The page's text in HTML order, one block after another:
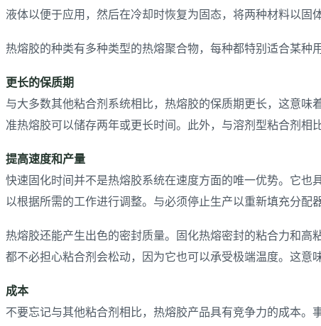
液体以便于应用，然后在冷却时恢复为固态，将两种材料以固
热熔胶的种类有多种类型的热熔聚合物，每种都特别适合某种用
更长的保质期
与大多数其他粘合剂系统相比，热熔胶的保质期更长，这意
准热熔胶可以储存两年或更长时间。此外，与溶剂型粘合剂相
提高速度和产量
快速固化时间并不是热熔胶系统在速度方面的唯一优势。它
以根据所需的工作进行调整。与必须停止生产以重新填充分配
热熔胶还能产生出色的密封质量。固化热熔密封的粘合力和
都不必担心粘合剂会松动，因为它也可以承受极端温度。这意
成本
不要忘记与其他粘合剂相比，热熔胶产品具有竞争力的成本